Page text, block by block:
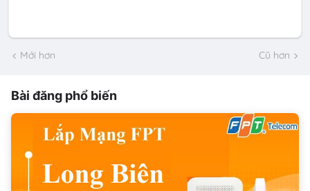
Mới hơn Cũ hơn
Bài đăng phổ biến